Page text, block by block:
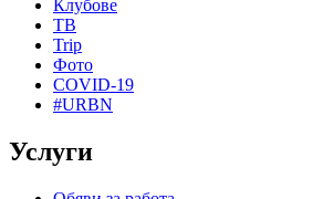
Клубове
ТВ
Trip
Фото
COVID-19
#URBN
Услуги